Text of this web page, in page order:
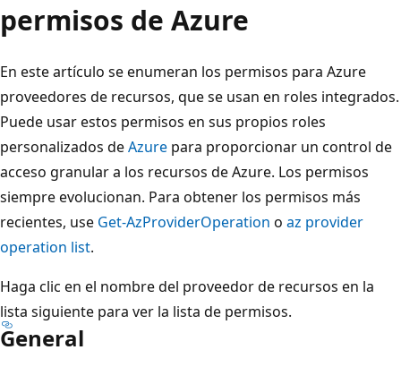
permisos de Azure
En este artículo se enumeran los permisos para Azure
proveedores de recursos, que se usan en roles integrados.
Puede usar estos permisos en sus propios roles
personalizados deAzure para proporcionar un control de
acceso granular a los recursos de Azure. Los permisos
siempre evolucionan. Para obtener los permisos más
recientes, use Get-AzProviderOperation o az provider
operation list.
Haga clic en el nombre del proveedor de recursos en la
lista siguiente para ver la lista de permisos.
General